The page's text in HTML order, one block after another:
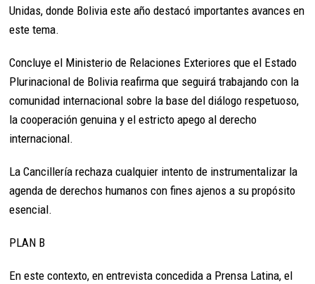
Unidas, donde Bolivia este año destacó importantes avances en
este tema.
Concluye el Ministerio de Relaciones Exteriores que el Estado
Plurinacional de Bolivia reafirma que seguirá trabajando con la
comunidad internacional sobre la base del diálogo respetuoso,
la cooperación genuina y el estricto apego al derecho
internacional.
La Cancillería rechaza cualquier intento de instrumentalizar la
agenda de derechos humanos con fines ajenos a su propósito
esencial.
PLAN B
En este contexto, en entrevista concedida a Prensa Latina, el